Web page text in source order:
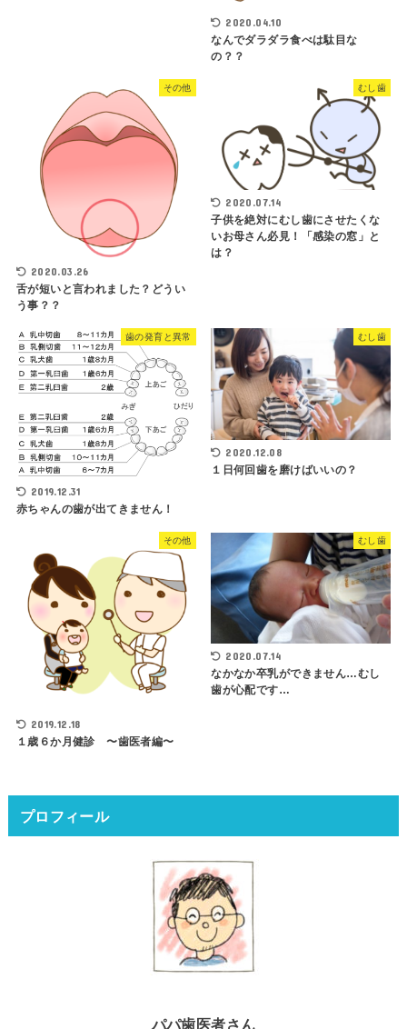
2020.04.10
なんでダラダラ食べは駄目な
の？？
その他
2020.03.26
舌が短いと言われました？どうい
う事？？
むし歯
2020.07.14
子供を絶対にむし歯にさせたくな
いお母さん必見！「感染の窓」と
は？
歯の発育と異常
2019.12.31
赤ちゃんの歯が出てきません！
むし歯
2020.12.08
１日何回歯を磨けばいいの？
その他
2019.12.18
１歳６か月健診 〜歯医者編〜
むし歯
2020.07.14
なかなか卒乳ができません…むし
歯が心配です…
プロフィール
パパ歯医者さん